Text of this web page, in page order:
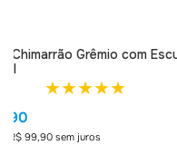
Chimarrão Grêmio com
★★★★★
90
R$ 99,90 sem juros